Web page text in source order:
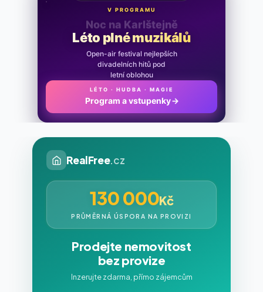
V PROGRAMU
Noc na Karlštejně
Léto plné muzikálů
Open-air festival nejlepších
divadelních hitů pod
letní oblohou
LÉTO · HUDBA · MAGIE
Program a vstupenky →
RealFree.cz
130 000Kč
PRŮMĚRNÁ ÚSPORA NA PROVIZI
Prodejte nemovitost
bez provize
Inzerujte zdarma, přímo zájemcům